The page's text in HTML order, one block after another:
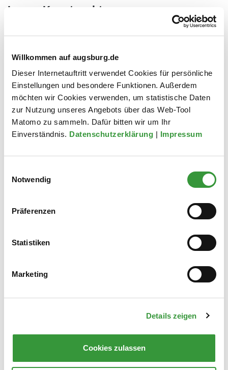
Willkommen auf augsburg.de
Dieser Internetauftritt verwendet Cookies für persönliche
Einstellungen und besondere Funktionen. Außerdem
möchten wir Cookies verwenden, um statistische Daten
zur Nutzung unseres Angebots über das Web-Tool
Matomo zu sammeln. Dafür bitten wir um Ihr
Einverständnis. Datenschutzerklärung | Impressum
Notwendig
Präferenzen
Statistiken
Marketing
Details zeigen
Cookies zulassen
Lange Kunstnacht
Alljährlich im Sommer öffnet Augsburg bis tief in die Nacht
besonderen Kunstgenuss zu ermöglichen.
Zur Seite der Langen Kunstnacht
Internationale Straßenkünstler übernehmen im September beim
Zur Seite von La Strada